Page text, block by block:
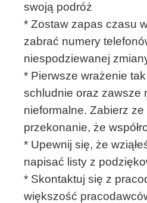
swoją podróż
* Zostaw zapas czasu
zabrać numery
niespodziewanej
* Pierwsze wrażenie
schludnie oraz zawsze
nieformalne. Zabierz
przekonanie, że
* Upewnij się, że
napisać listy z
* Skontaktuj się z
większość